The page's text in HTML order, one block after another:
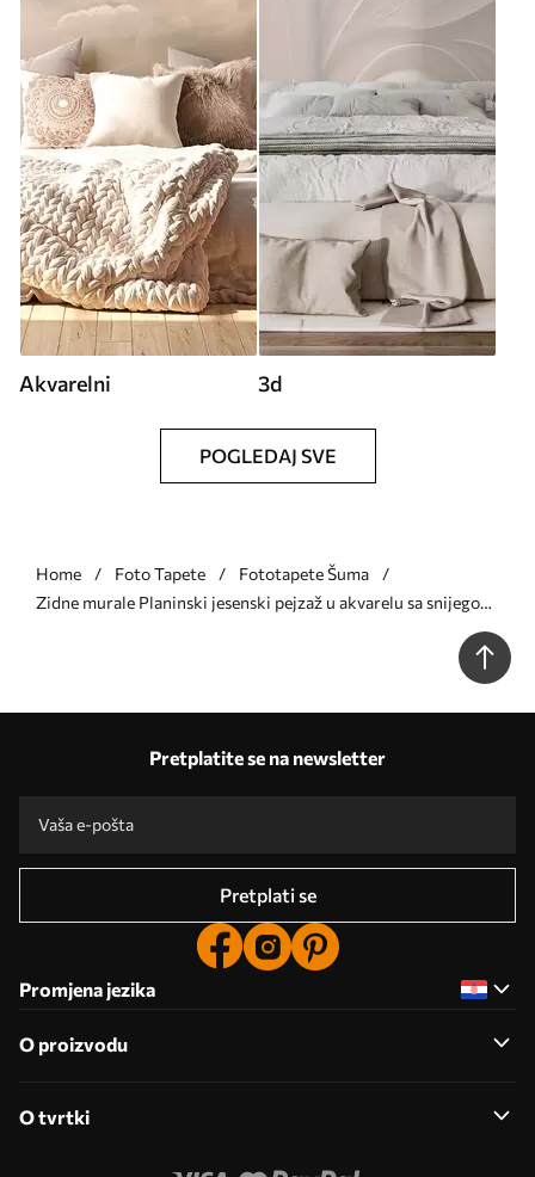
Akvarelni 3d
POGLEDAJ SVE
Home Foto Tapete
Fototapete Šuma
Zidne murale Planinski jesenski pejzaž u akvarelu sa snijegom
Pretplatite se na newsletter
Pretplati se
Promjena jezika
O proizvodu
O tvrtki